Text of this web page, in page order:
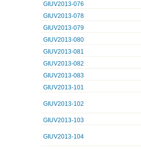
GIUV2013-076
GIUV2013-078
GIUV2013-079
GIUV2013-080
GIUV2013-081
GIUV2013-082
GIUV2013-083
GIUV2013-101
GIUV2013-102
GIUV2013-103
GIUV2013-104